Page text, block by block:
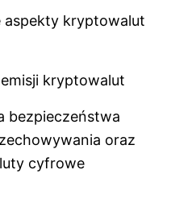
kryptowalut
kryptowalut
bezpieczeństwa
oraz
cyfrowe